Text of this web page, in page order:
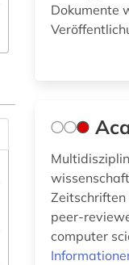
Dokumente
peer-
computer